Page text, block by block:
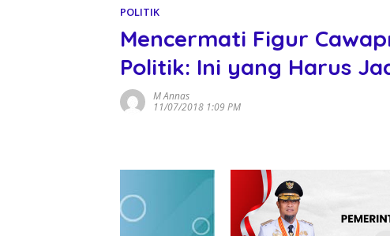
POLITIK
Mencermati Figur
Politik: Ini yang Harus
M Annas
11/07/2018 1:09 PM